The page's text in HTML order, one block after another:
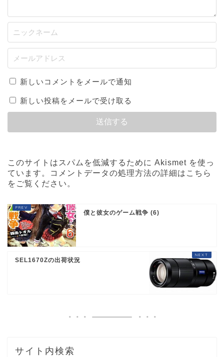
新しいコメントをメールで通知
新しい投稿をメールで受け取る
このサイトはスパムを低減するために Akismet を使っ
ています。
コメントデータの処理方法の詳細はこちら
をご覧ください 。
僕と彼女のゲーム戦争 (6)
SEL1670Zの出荷状況
サイト内検索